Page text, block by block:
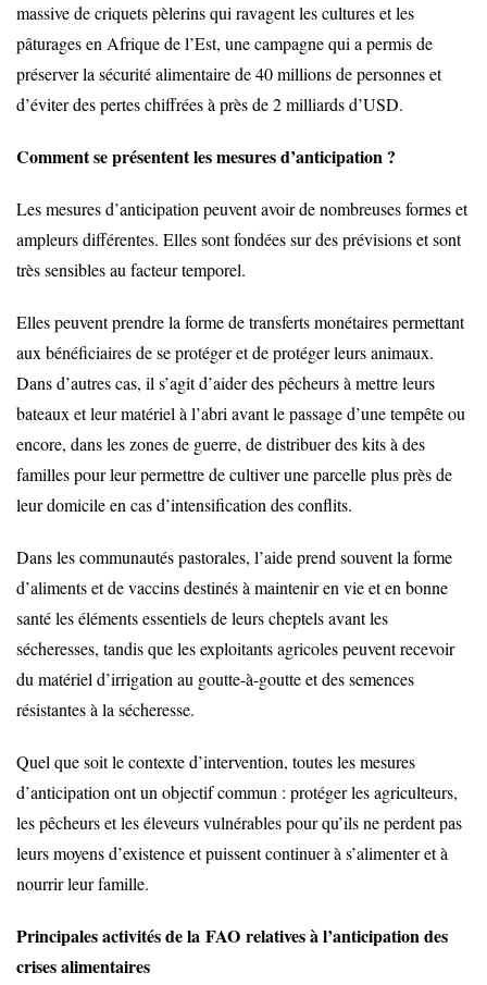
massive de criquets pèlerins qui ravagent les cultures et les
pâturages en Afrique de l’Est, une campagne qui a permis de
préserver la sécurité alimentaire de 40 millions de personnes et
d’éviter des pertes chiffrées à près de 2 milliards d’USD.
Comment se présentent les mesures d’anticipation ?
Les mesures d’anticipation peuvent avoir de nombreuses formes et
ampleurs différentes. Elles sont fondées sur des prévisions et sont
très sensibles au facteur temporel.
Elles peuvent prendre la forme de transferts monétaires permettant
aux bénéficiaires de se protéger et de protéger leurs animaux.
Dans d’autres cas, il s’agit d’aider des pêcheurs à mettre leurs
bateaux et leur matériel à l’abri avant le passage d’une tempête ou
encore, dans les zones de guerre, de distribuer des kits à des
familles pour leur permettre de cultiver une parcelle plus près de
leur domicile en cas d’intensification des conflits.
Dans les communautés pastorales, l’aide prend souvent la forme
d’aliments et de vaccins destinés à maintenir en vie et en bonne
santé les éléments essentiels de leurs cheptels avant les
sécheresses, tandis que les exploitants agricoles peuvent recevoir
du matériel d’irrigation au goutte-à-goutte et des semences
résistantes à la sécheresse.
Quel que soit le contexte d’intervention, toutes les mesures
d’anticipation ont un objectif commun : protéger les agriculteurs,
les pêcheurs et les éleveurs vulnérables pour qu’ils ne perdent pas
leurs moyens d’existence et puissent continuer à s’alimenter et à
nourrir leur famille.
Principales activités de la FAO relatives à l’anticipation des
crises alimentaires